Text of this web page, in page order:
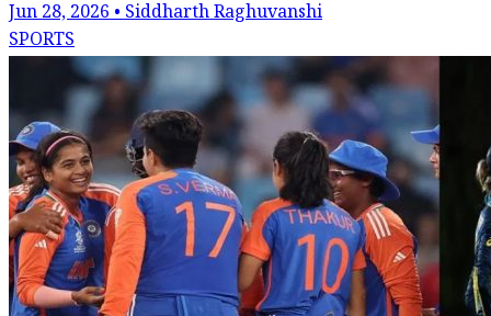
Jun 28, 2026 • Siddharth Raghuvanshi
SPORTS